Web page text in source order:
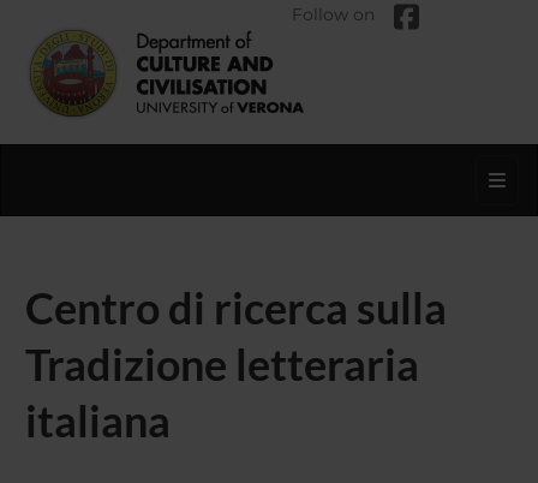
Follow on
Centro di ricerca sulla
Tradizione letteraria
italiana